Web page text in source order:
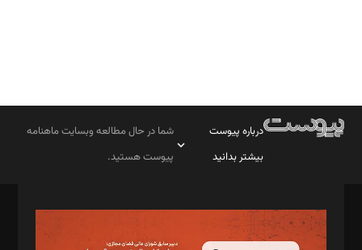
درباره پیوست
بیشتر بدانید
شما در حال مطالعه وبسایت ماهنامه
پیوست هستید.
مدیر مسئول: محمدباقر اثنی‌عشری
سردبیر: مهرک محمودی